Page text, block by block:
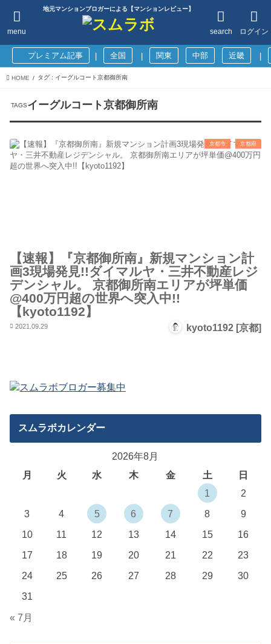
地元マンションブロガーによる【マンションレビュー】
ログイン
search
menu
プレミアム記事 全国 関東 中部 近畿
HOME タグ : イーグルコート京都御所南
イーグルコート京都御所南
京都市 京都府
【速報】『京都御所南』新規マンション計
画3現場発見!!ダイマルヤ・三井不動産レジ
デンシャル。 京都御所南エリアが坪単価
@400万円超の世界へ突入中!!
【kyoto1192】
2021.09.29 kyoto1192 [京都]
スムラボカレンダー
2026年8月
月
火 水 木 金 土
日
1
2
3
4 5 6 7 8
9
10
11 12 13 14 15
16
17
18 19 20 21 22
23
24
25 26 27 28 29
30
31
« 7月